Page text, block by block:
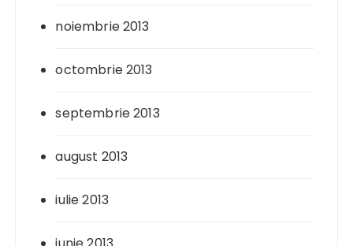
noiembrie 2013
octombrie 2013
septembrie 2013
august 2013
iulie 2013